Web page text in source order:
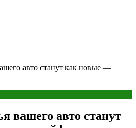
авто станут как новые —
вашего авто станут